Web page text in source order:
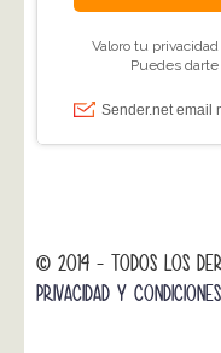
© 2014 - TODOS LOS
PRIVACIDAD Y